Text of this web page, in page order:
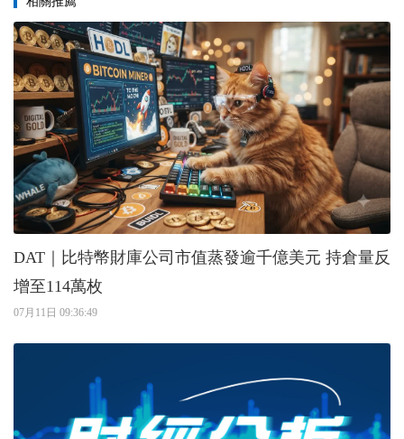
DAT｜比特幣財庫公司市值蒸發逾千億美元 持倉量反
增至114萬枚
07月11日 09:36:49